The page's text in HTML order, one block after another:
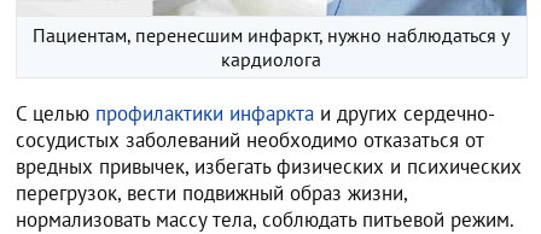
Пациентам, перенесшим инфаркт, нужно наблюдаться у
кардиолога
С целью профилактики инфаркта и других сердечно-
сосудистых заболеваний необходимо отказаться от
вредных привычек, избегать физических и психических
перегрузок, вести подвижный образ жизни,
нормализовать массу тела, соблюдать питьевой режим.